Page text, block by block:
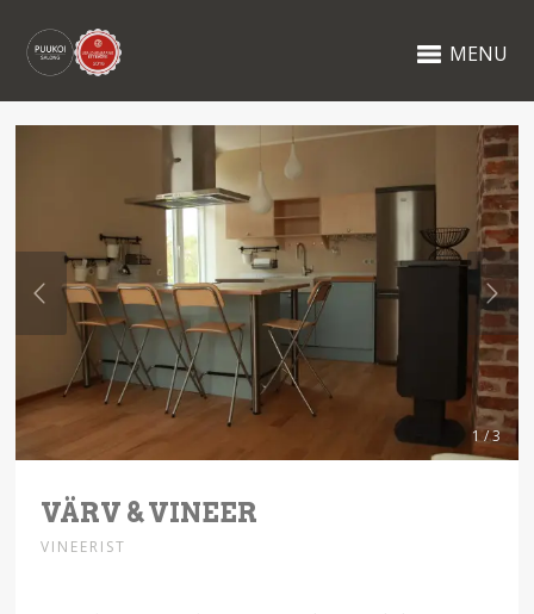
MENU
1 / 3
VÄRV & VINEER
VINEERIST